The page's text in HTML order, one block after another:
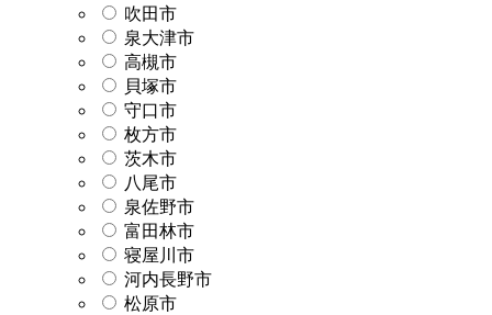
吹田市
泉大津市
高槻市
貝塚市
守口市
枚方市
茨木市
八尾市
泉佐野市
富田林市
寝屋川市
河内長野市
松原市